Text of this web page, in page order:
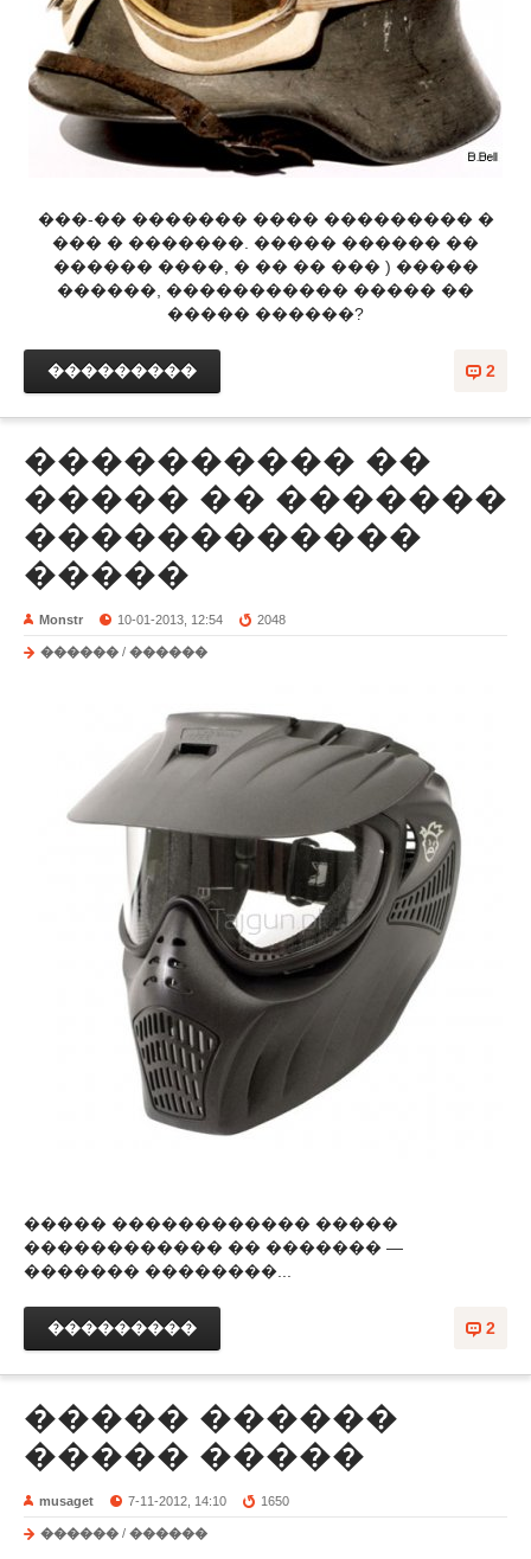
���-�� ������� ���� ��������� �
��� � �������. ����� ������ ��
������ ����, � �� �� ��� ) �����
������, ����������� ����� ��
����� ������?
2
���������
���������� ��
����� �� �������
������������
�����
Monstr 10-01-2013, 12:54 2048
������ / ������
����� ������������ �����
������������ �� ������� —
������� ��������...
2
���������
����� ������
����� �����
musaget 7-11-2012, 14:10 1650
������ / ������